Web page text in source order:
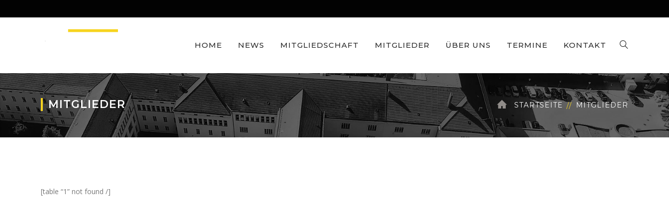
HOME NEWS MITGLIEDSCHAFT MITGLIEDER ÜBER UNS TERMINE KONTAKT
MITGLIEDER STARTSEITE MITGLIEDER
[table “1” not found /]